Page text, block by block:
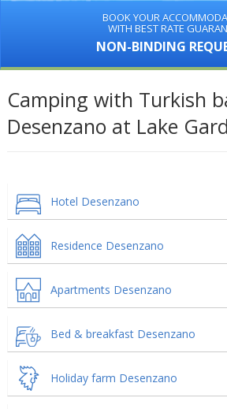
BOOK YOUR
WITH BEST RATE
NON-BINDING
Camping with Turkish
Desenzano at Lake
Hotel Desenzano
Residence Desenzano
Apartments Desenzano
Bed & breakfast Desenzano
Holiday farm Desenzano